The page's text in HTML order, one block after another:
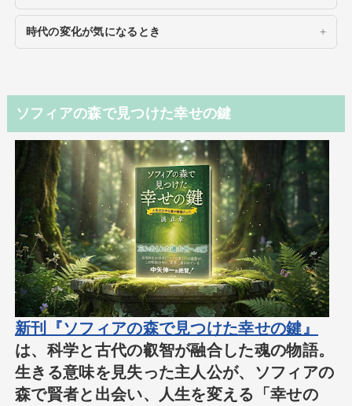
時代の変化が気になるとき
ソフィアの森で見つけた幸せの鍵
新刊『ソフィアの森で見つけた幸せの鍵』
は、科学と古代の叡智が融合した魂の物語。
生きる意味を見失った主人公が、ソフィアの
森で賢者と出会い、人生を変える「幸せの